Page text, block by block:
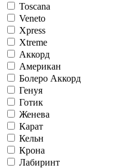
Toscana
Veneto
Xpress
Xtreme
Аккорд
Американ
Болеро Аккорд
Генуя
Готик
Женева
Карат
Кельн
Крона
Лабиринт